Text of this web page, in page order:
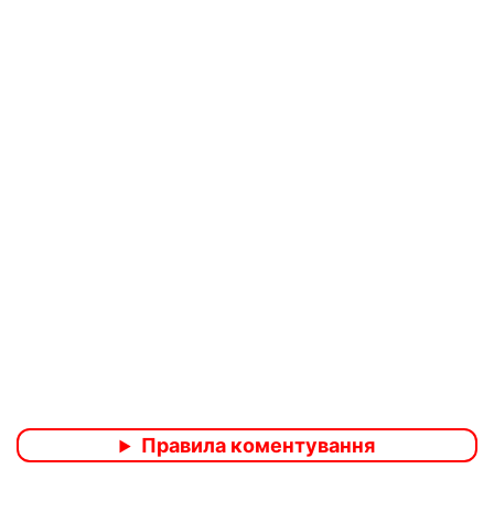
Правила коментування